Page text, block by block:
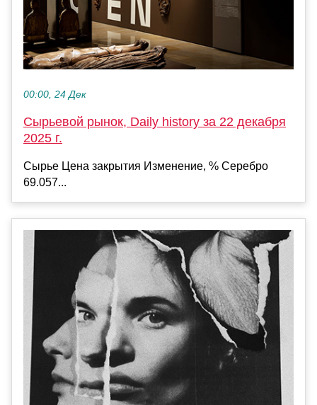
00:00, 24 Дек
Сырьевой рынок, Daily history за 22 декабря
2025 г.
Сырье Цена закрытия Изменение, % Серебро
69.057...